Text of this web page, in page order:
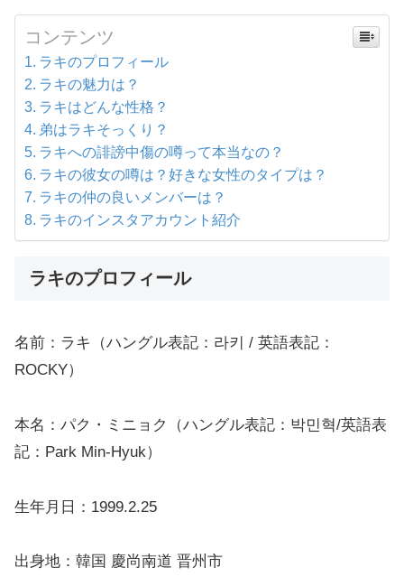
コンテンツ
ラキのプロフィール
ラキの魅力は？
ラキはどんな性格？
弟はラキそっくり？
ラキへの誹謗中傷の噂って本当なの？
ラキの彼女の噂は？好きな女性のタイプは？
ラキの仲の良いメンバーは？
ラキのインスタアカウント紹介
ラキのプロフィール
名前：ラキ（ハングル表記：라키 / 英語表記：
ROCKY）
本名：パク・ミニョク（ハングル表記：박민혁/英語表
記：Park Min-Hyuk）
生年月日：1999.2.25
出身地：韓国 慶尚南道 晋州市